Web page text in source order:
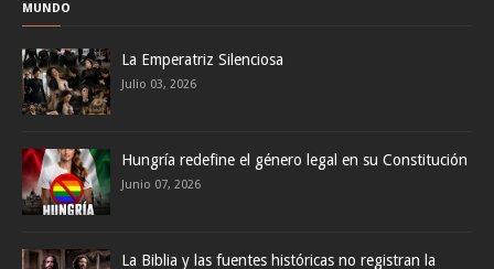
MUNDO
La Emperatriz Silenciosa
Julio 03, 2026
Hungría redefine el género legal en su Constitución
Junio 07, 2026
La Biblia y las fuentes históricas no registran la